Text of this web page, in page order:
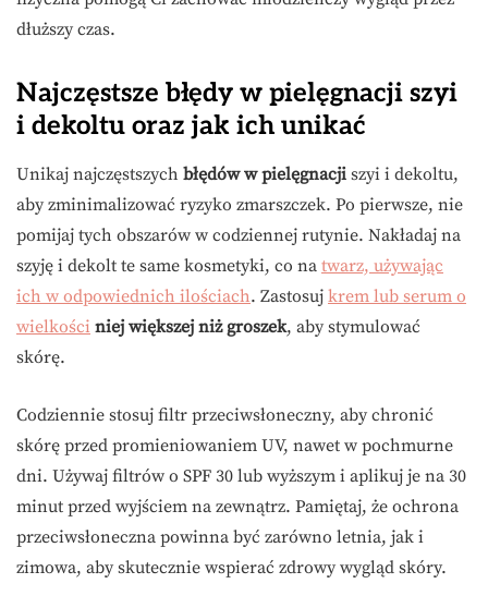
dłuższy czas.
Najczęstsze błędy w pielęgnacji szyi
i dekoltu oraz jak ich unikać
Unikaj najczęstszych błędów w pielęgnacji szyi i dekoltu,
aby zminimalizować ryzyko zmarszczek. Po pierwsze, nie
pomijaj tych obszarów w codziennej rutynie. Nakładaj na
szyję i dekolt te same kosmetyki, co na twarz, używając
ich w odpowiednich ilościach. Zastosuj krem lub serum o
wielkości niej większej niż groszek, aby stymulować
skórę.
Codziennie stosuj filtr przeciwsłoneczny, aby chronić
skórę przed promieniowaniem UV, nawet w pochmurne
dni. Używaj filtrów o SPF 30 lub wyższym i aplikuj je na 30
minut przed wyjściem na zewnątrz. Pamiętaj, że ochrona
przeciwsłoneczna powinna być zarówno letnia, jak i
zimowa, aby skutecznie wspierać zdrowy wygląd skóry.